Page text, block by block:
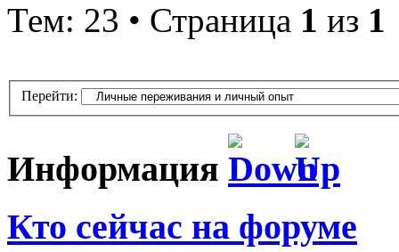
Тем: 23 • Страница 1 из 1
Перейти:
Информация
Кто сейчас на форуме